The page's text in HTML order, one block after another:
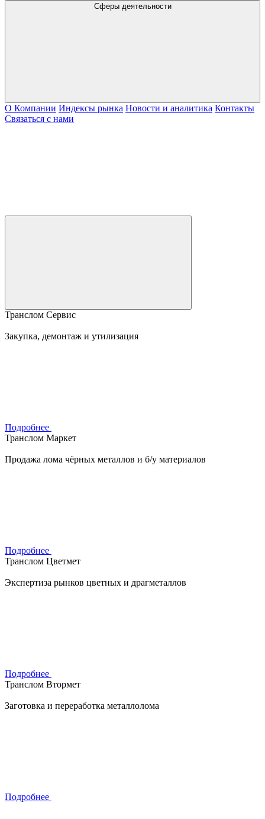
Сферы деятельности
О Компании Индексы рынка Новости и аналитика Контакты
Связаться с нами
Транслом Сервис
Закупка, демонтаж и утилизация
Подробнее
Транслом Маркет
Продажа лома чёрных металлов и б/у материалов
Подробнее
Транслом Цветмет
Экспертиза рынков цветных и драгметаллов
Подробнее
Транслом Втормет
Заготовка и переработка металлолома
Подробнее